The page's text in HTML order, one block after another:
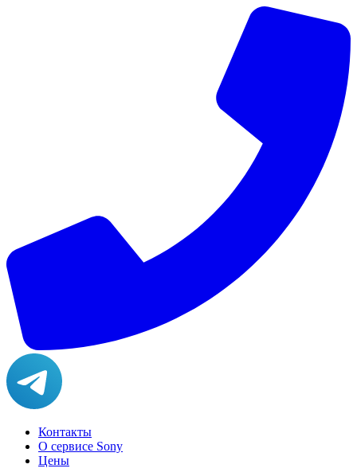
Контакты
О сервисе Sony
Цены